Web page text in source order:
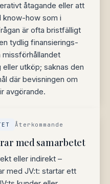
åtagande eller att
know-how som i
är ofta bristfälligt
tydlig finansierings-
utköp; saknas den
där bevisningen om
avgörande.
Återkommande
med samarbetet
eller indirekt –
med JV:t: startar ett